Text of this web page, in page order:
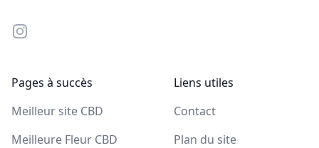
Instagram
Pages à succès
Meilleur site CBD
Meilleure Fleur CBD
Liens utiles
Contact
Plan du site